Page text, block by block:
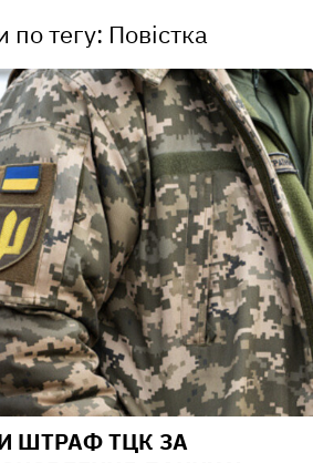
по тегу: Повістка
ШТРАФ ТЦК ЗА